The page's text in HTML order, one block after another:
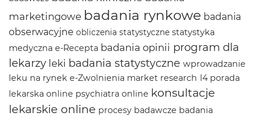
marketingowe badania rynkowe badania
obserwacyjne obliczenia statystyczne statystyka
medyczna e-Recepta badania opinii program dla
lekarzy leki badania statystyczne wprowadzanie
leku na rynek e-Zwolnienia market research l4 porada
lekarska online psychiatra online konsultacje
lekarskie online procesy badawcze badania